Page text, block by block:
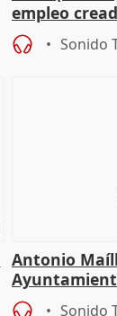
empleo
"esfumará"
Sonido
Antonio
especulador
Sonido